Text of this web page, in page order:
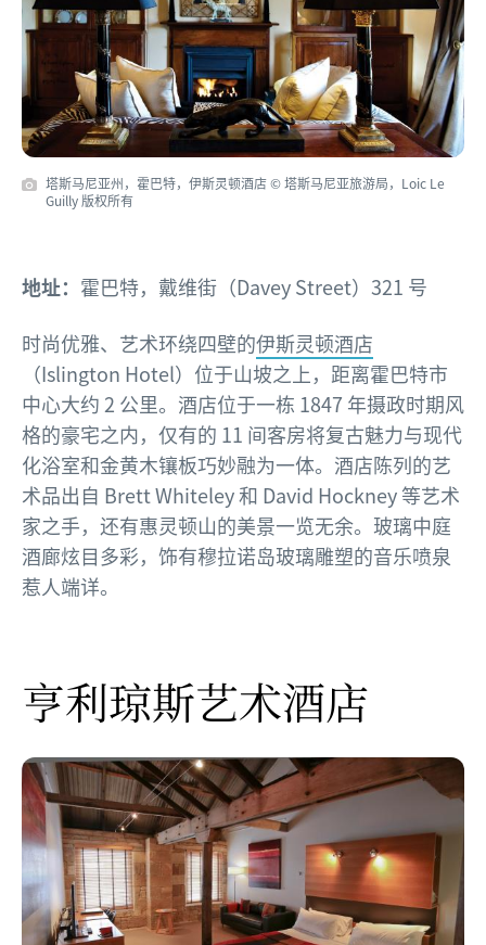
塔斯马尼亚州，霍巴特，伊斯灵顿酒店 © 塔斯马尼亚旅游局，Loic Le
Guilly 版权所有
地址： 霍巴特，戴维街（Davey Street）321 号
时尚优雅、艺术环绕四壁的伊斯灵顿酒店
（Islington Hotel）位于山坡之上，距离霍巴特市
中心大约 2 公里。酒店位于一栋 1847 年摄政时期风
格的豪宅之内，仅有的 11 间客房将复古魅力与现代
化浴室和金黄木镶板巧妙融为一体。酒店陈列的艺
术品出自 Brett Whiteley 和 David Hockney 等艺术
家之手，还有惠灵顿山的美景一览无余。玻璃中庭
酒廊炫目多彩，饰有穆拉诺岛玻璃雕塑的音乐喷泉
惹人端详。
亨利琼斯艺术酒店